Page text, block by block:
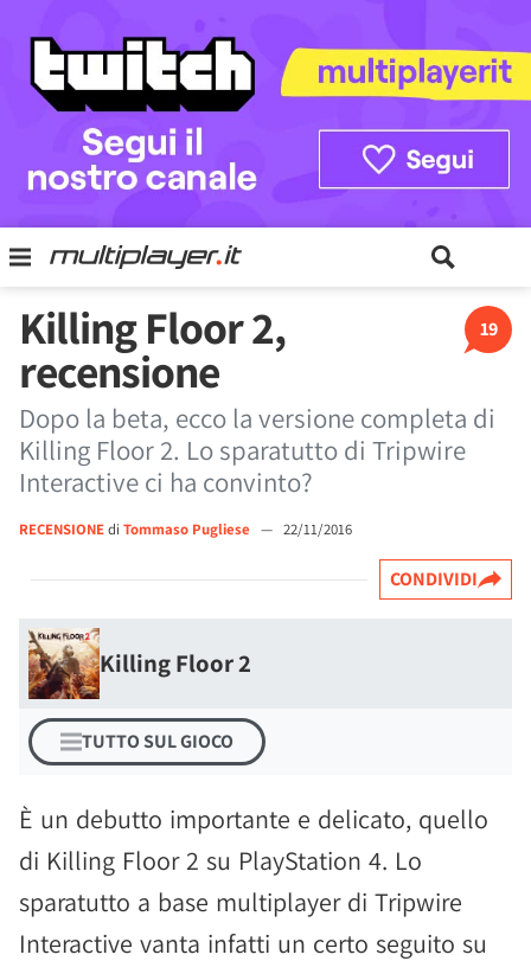
19
Killing Floor 2,
recensione
Dopo la beta, ecco la versione completa di
Killing Floor 2. Lo sparatutto di Tripwire
Interactive ci ha convinto?
RECENSIONEdi Tommaso Pugliese — 22/11/2016
CONDIVIDI
Killing Floor 2
TUTTO SUL GIOCO
È un debutto importante e delicato, quello
di Killing Floor 2 su PlayStation 4. Lo
sparatutto a base multiplayer di Tripwire
Interactive vanta infatti un certo seguito su